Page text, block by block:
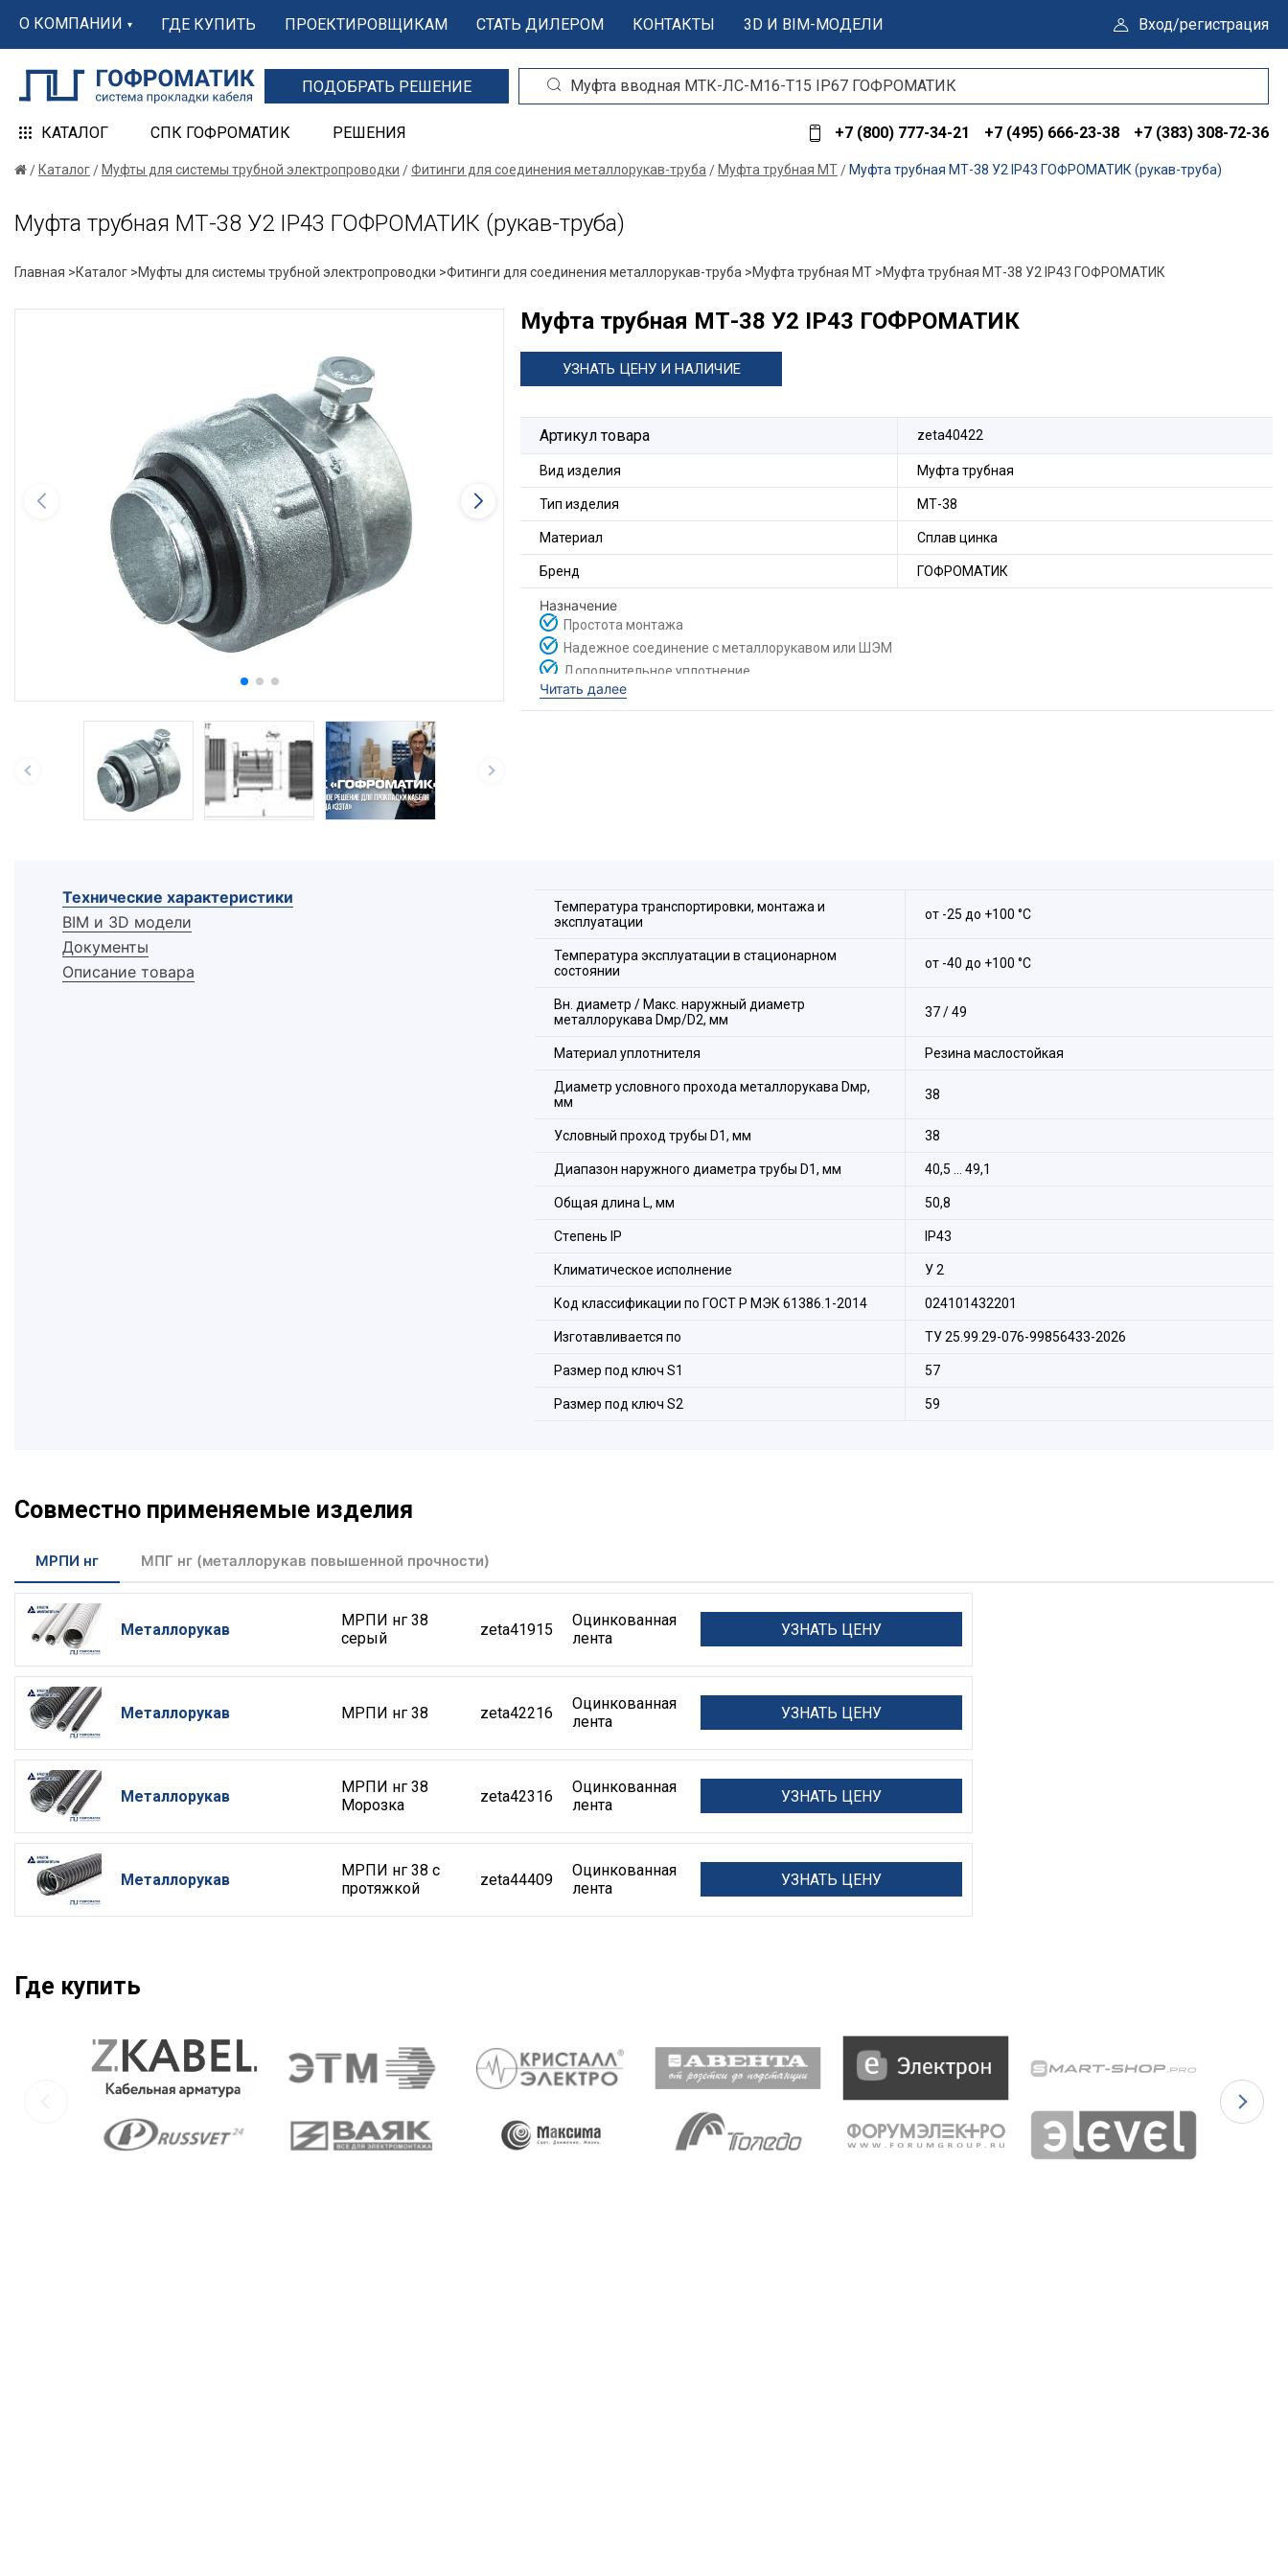
О КОМПАНИИ ГДЕ КУПИТЬ ПРОЕКТИРОВЩИКАМ СТАТЬ ДИЛЕРОМ КОНТАКТЫ 3D И BIM-МОДЕЛИ Вход/регистрация
ПОДОБРАТЬ РЕШЕНИЕ
КАТАЛОГ СПК ГОФРОМАТИК РЕШЕНИЯ +7 (800) 777-34-21 +7 (495) 666-23-38 +7 (383) 308-72-36
Каталог Муфты для системы трубной электропроводки Фитинги для соединения металлорукав-труба Муфта трубная МТ Муфта трубная МТ-38 У2 IP43 ГОФРОМАТИК (рукав-труба)
Муфта трубная МТ-38 У2 IP43 ГОФРОМАТИК (рукав-труба)
Главная >Каталог >Муфты для системы трубной электропроводки >Фитинги для соединения металлорукав-труба >Муфта трубная МТ >Муфта трубная МТ-38 У2 IP43 ГОФРОМАТИК
Муфта трубная МТ-38 У2 IP43 ГОФРОМАТИК
УЗНАТЬ ЦЕНУ И НАЛИЧИЕ
Артикул товара zeta40422
Вид изделия Муфта трубная
Тип изделия МТ-38
Материал Сплав цинка
Бренд ГОФРОМАТИК
Назначение
Простота монтажа
Надежное соединение с металлорукавом или ШЭМ
Дополнительное уплотнение
Современный внешний вид
Муфта трубная MТпредназначена для закрепления металлорукава Р3ЦХ (Р3ЦП, МРПИ) или шланга
Состав комплекта:
1. Корпус
3. Оконцеватель
4. Уплотнитель
Читать далее
Технические характеристики
BIM и 3D модели
Документы
Описание товара
Температура транспортировки, монтажа и
эксплуатации
от -25 до +100 °С
Температура эксплуатации в стационарном
состоянии
от -40 до +100 °С
Вн. диаметр / Макс. наружный диаметр
металлорукава Dмр/D2, мм
37 / 49
Материал уплотнителя Резина маслостойкая
Диаметр условного прохода металлорукава Dмр,
мм
38
Условный проход трубы D1, мм 38
Диапазон наружного диаметра трубы D1, мм 40,5 ... 49,1
Общая длина L, мм 50,8
Стeпень IP IP43
Климатическое исполнение У 2
Код классификации по ГОСТ Р МЭК 61386.1-2014 024101432201
Изготавливается по ТУ 25.99.29-076-99856433-2026
Размер под ключ S1 57
Размер под ключ S2 59
Совместно применяемые изделия
МРПИ нг МПГ нг (металлорукав повышенной прочности)
Металлорукав
МРПИ нг 38
серый
zeta41915
Оцинкованная
лента
УЗНАТЬ ЦЕНУ
Металлорукав МРПИ нг 38 zeta42216
Оцинкованная
лента
УЗНАТЬ ЦЕНУ
Металлорукав
МРПИ нг 38
Морозка
zeta42316
Оцинкованная
лента
УЗНАТЬ ЦЕНУ
Металлорукав
МРПИ нг 38 с
протяжкой
zeta44409
Оцинкованная
лента
УЗНАТЬ ЦЕНУ
Где купить